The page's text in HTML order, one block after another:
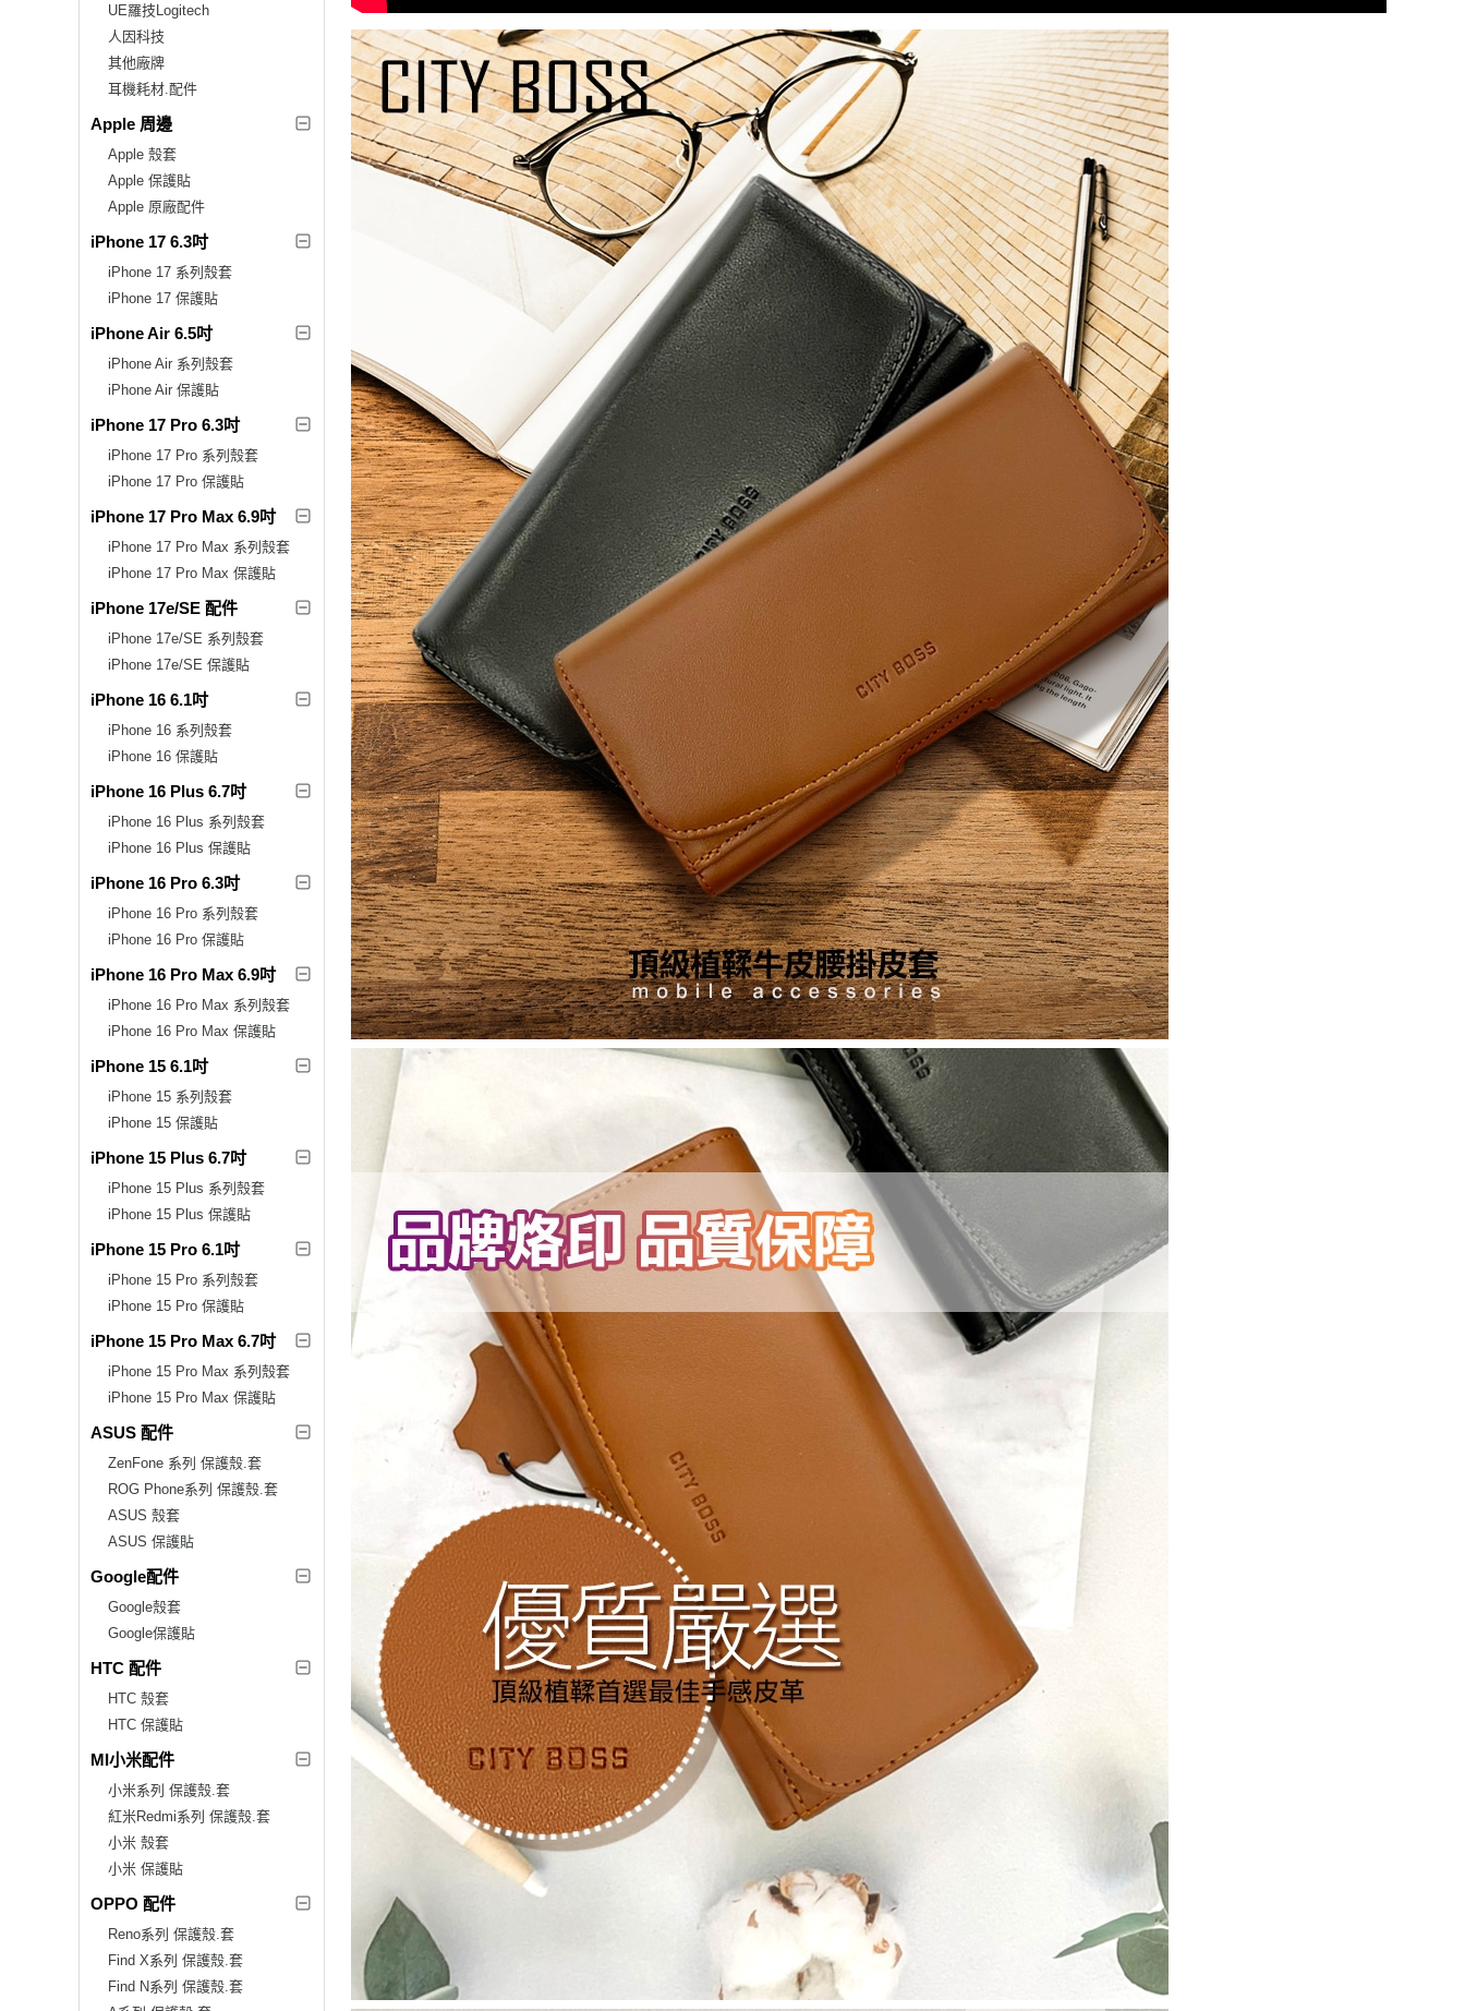
UE羅技Logitech
人因科技
其他廠牌
耳機耗材.配件
Apple 周邊
Apple 殼套
Apple 保護貼
Apple 原廠配件
iPhone 17 6.3吋
iPhone 17 系列殼套
iPhone 17 保護貼
iPhone Air 6.5吋
iPhone Air 系列殼套
iPhone Air 保護貼
iPhone 17 Pro 6.3吋
iPhone 17 Pro 系列殼套
iPhone 17 Pro 保護貼
iPhone 17 Pro Max 6.9吋
iPhone 17 Pro Max 系列殼套
iPhone 17 Pro Max 保護貼
iPhone 17e/SE 配件
iPhone 17e/SE 系列殼套
iPhone 17e/SE 保護貼
iPhone 16 6.1吋
iPhone 16 系列殼套
iPhone 16 保護貼
iPhone 16 Plus 6.7吋
iPhone 16 Plus 系列殼套
iPhone 16 Plus 保護貼
iPhone 16 Pro 6.3吋
iPhone 16 Pro 系列殼套
iPhone 16 Pro 保護貼
iPhone 16 Pro Max 6.9吋
iPhone 16 Pro Max 系列殼套
iPhone 16 Pro Max 保護貼
iPhone 15 6.1吋
iPhone 15 系列殼套
iPhone 15 保護貼
iPhone 15 Plus 6.7吋
iPhone 15 Plus 系列殼套
iPhone 15 Plus 保護貼
iPhone 15 Pro 6.1吋
iPhone 15 Pro 系列殼套
iPhone 15 Pro 保護貼
iPhone 15 Pro Max 6.7吋
iPhone 15 Pro Max 系列殼套
iPhone 15 Pro Max 保護貼
ASUS 配件
ZenFone 系列 保護殼.套
ROG Phone系列 保護殼.套
ASUS 殼套
ASUS 保護貼
Google配件
Google殼套
Google保護貼
HTC 配件
HTC 殼套
HTC 保護貼
MI小米配件
小米系列 保護殼.套
紅米Redmi系列 保護殼.套
小米 殼套
小米 保護貼
OPPO 配件
Reno系列 保護殼.套
Find X系列 保護殼.套
Find N系列 保護殼.套